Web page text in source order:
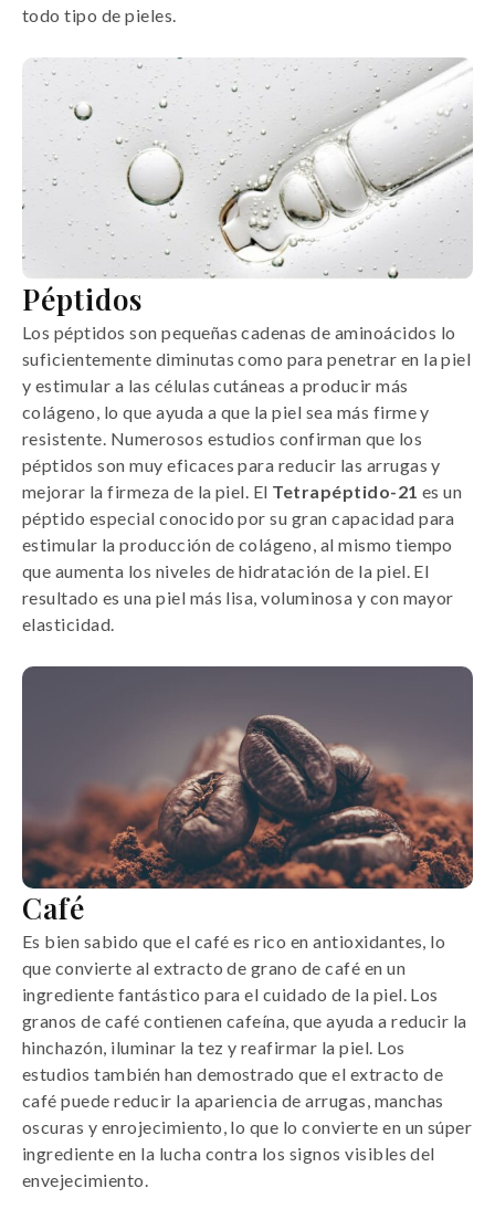
todo tipo de pieles.
Péptidos
Los péptidos son pequeñas cadenas de aminoácidos lo
suficientemente diminutas como para penetrar en la piel
y estimular a las células cutáneas a producir más
colágeno, lo que ayuda a que la piel sea más firme y
resistente. Numerosos estudios confirman que los
péptidos son muy eficaces para reducir las arrugas y
mejorar la firmeza de la piel. El Tetrapéptido-21 es un
péptido especial conocido por su gran capacidad para
estimular la producción de colágeno, al mismo tiempo
que aumenta los niveles de hidratación de la piel. El
resultado es una piel más lisa, voluminosa y con mayor
elasticidad.
Café
Es bien sabido que el café es rico en antioxidantes, lo
que convierte al extracto de grano de café en un
ingrediente fantástico para el cuidado de la piel. Los
granos de café contienen cafeína, que ayuda a reducir la
hinchazón, iluminar la tez y reafirmar la piel. Los
estudios también han demostrado que el extracto de
café puede reducir la apariencia de arrugas, manchas
oscuras y enrojecimiento, lo que lo convierte en un súper
ingrediente en la lucha contra los signos visibles del
envejecimiento.